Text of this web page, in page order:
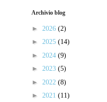
Archivio blog
► 2026 (2)
► 2025 (14)
► 2024 (9)
► 2023 (5)
► 2022 (8)
► 2021 (11)